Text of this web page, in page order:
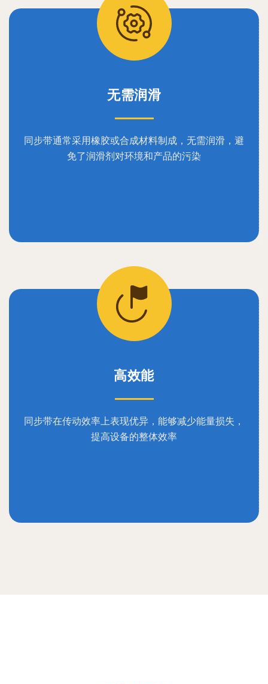
无需润滑
同步带通常采用橡胶或合成材料制成，无需润滑，避
免了润滑剂对环境和产品的污染
高效能
同步带在传动效率上表现优异，能够减少能量损失，
提高设备的整体效率